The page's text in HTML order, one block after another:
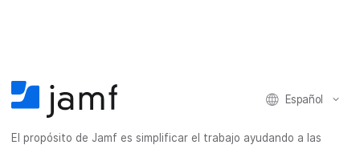
Español
El propósito de Jamf es simplificar el trabajo ayudando a las